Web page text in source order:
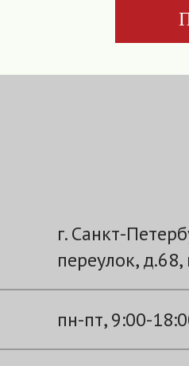
г. Санкт-
переулок, д.68,
пн-пт, 9:00-